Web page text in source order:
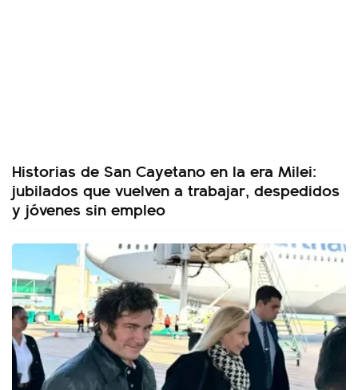
Historias de San Cayetano en la era Milei:
jubilados que vuelven a trabajar, despedidos
y jóvenes sin empleo